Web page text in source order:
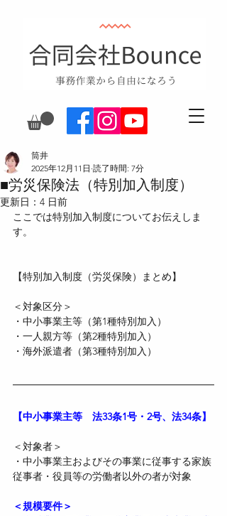
■労災保険法（特別加入制度）
筒井
2025年12月11日 読了時間: 7分
更新日： 4 日前
ここでは特別加入制度についてお伝えしま
す。
【特別加入制度（労災保険）まとめ】
＜対象区分＞
・中小事業主等（第1種特別加入）
・一人親方等（第2種特別加入）
・海外派遣者（第3種特別加入）
【中小事業主等　法33条1号・2号、法34条】
＜対象者＞
・中小事業主およびその事業に従事する家族
従事者・役員等の労働者以外の者が対象
＜規模要件＞